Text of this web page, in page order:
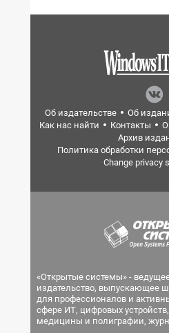
Об издательстве Об
Как нас найти
Контакты О
Архив
Политика обработки
Change privacy
«Открытые системы» -
издательство, выпускающее
для профессионалов и
сфере ИТ, цифровых
медицины и полиграфии,